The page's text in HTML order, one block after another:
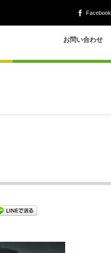
Facebook
お問い合わせ